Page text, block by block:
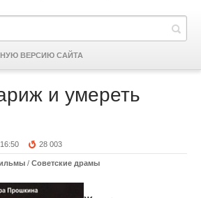
ВЕРСИЮ САЙТА
и умереть
28 003
/ Советские драмы